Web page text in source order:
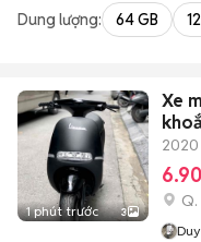
Dung lượng: 64 GB
1 phút trước 3
Xe
2020
Q.